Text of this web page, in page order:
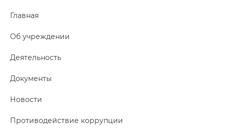
Главная
Об учреждении
Деятельность
Документы
Новости
Противодействие коррупции